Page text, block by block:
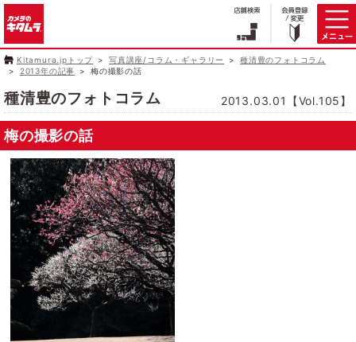
Kitamura.jpトップ 写真講座/コラム・ギャラリー
種清豊のフォトコラム
2013年の記事
梅の撮影の話
種清豊のフォトコラム 2013.03.01【Vol.105】
梅の撮影の話